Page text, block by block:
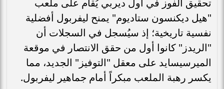
"هيل ديكنسون ستاديوم" يمنح ليفربول أفضلية
نفسية تاريخية؛ إذ سيُسجل في السجلات أن
"الريدز" كانوا أول من حقق الانتصار في موقعة
الميرسيسايد على معقل "التوفيز" الجديد، مما
يكسر رهبة الملعب مبكراً أمام جماهير ليفربول.